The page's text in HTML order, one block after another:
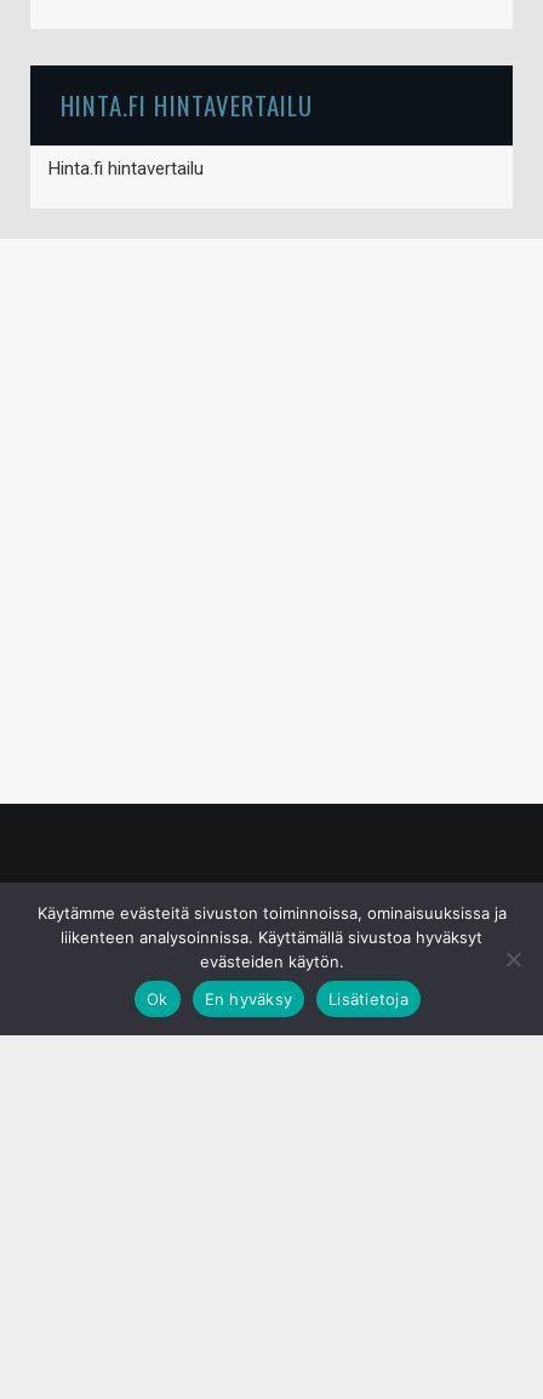
HINTA.FI HINTAVERTAILU
Hinta.fi hintavertailu
Käytämme evästeitä sivuston toiminnoissa, ominaisuuksissa ja
liikenteen analysoinnissa. Käyttämällä sivustoa hyväksyt
evästeiden käytön.
Ok
En hyväksy Lisätietoja